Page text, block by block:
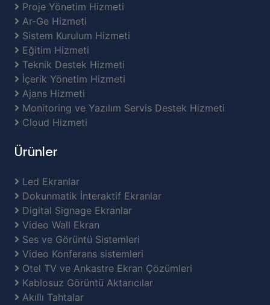
Proje Yönetim Hizmeti
Ar-Ge Hizmeti
Sistem Kurulum Hizmeti
Eğitim Hizmeti
Teknik Destek Hizmeti
İçerik Yönetim Hizmeti
Ajans Hizmeti
Monitoring ve Yazılım Servis Destek Hizmeti
Cloud Hizmeti
Ürünler
Led Ekranlar
Dokunmatik İnteraktif Ekranlar
Digital Signage Ekranlar
Video Wall Ekran
Ses ve Görüntü Sistemleri
Video Konferans sistemleri
Otel TV ve Ankastre Ekran Çözümleri
Kablosuz Görüntü Aktarıcılar
Akıllı Tahtalar